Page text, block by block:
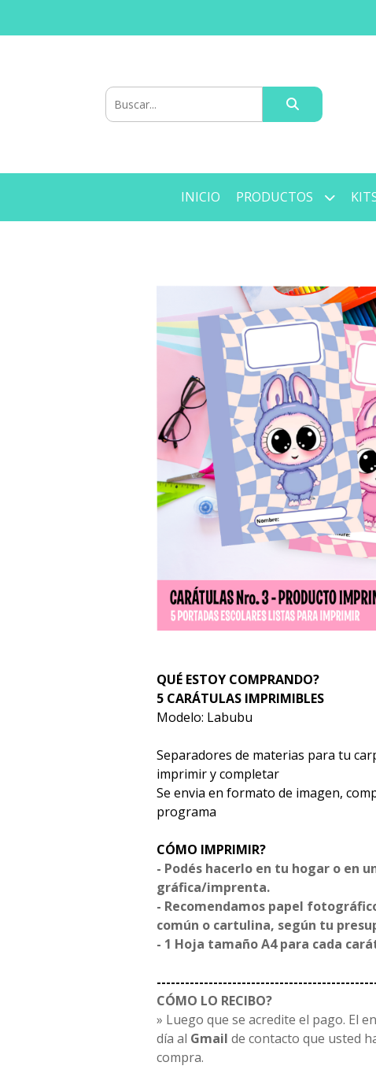
INICIO PRODUCTOS
QUÉ ESTOY COMPRANDO?
5 CARÁTULAS IMPRIMIBLES
Modelo: Labubu
Separadores de materias para tu
imprimir y completar
Se envia en formato de imagen,
programa
CÓMO IMPRIMIR?
- Podés hacerlo en tu hogar o en
gráfica/imprenta.
- Recomendamos papel
común o cartulina, según tu
- 1 Hoja tamaño A4 para cada
CÓMO LO RECIBO?
» Luego que se acredite el pago. El
día al Gmail de contacto que usted
compra.